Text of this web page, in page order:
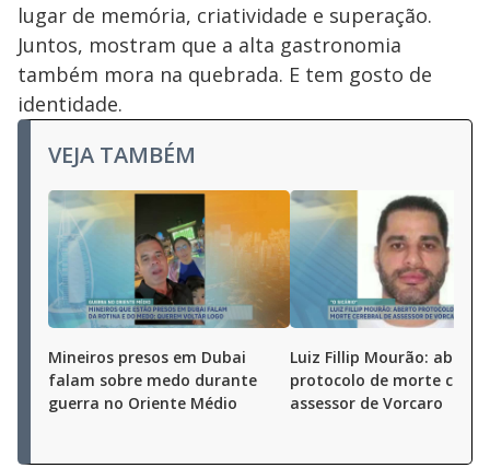
lugar de memória, criatividade e superação.
Juntos, mostram que a alta gastronomia
também mora na quebrada. E tem gosto de
identidade.
VEJA TAMBÉM
Mineiros presos em Dubai
falam sobre medo durante
guerra no Oriente Médio
Luiz Fillip Mourão: aberto
protocolo de morte
assessor de Vorcaro